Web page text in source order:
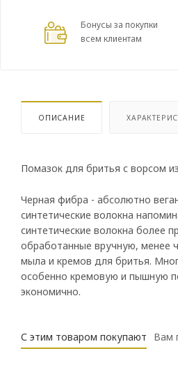
Бонусы за покупки
всем клиентам
ОПИСАНИЕ
Помазок для бритья с ворсом
Черная фибра - абсолютно
синтетические волокна
синтетические волокна более
обработанные вручную, менее
мыла и кремов для бритья.
особенно кремовую и пышную
экономично.
С этим товаром покупают Вам